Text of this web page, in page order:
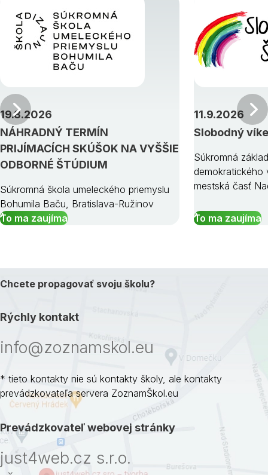
NÁHRADNÝ TERMÍN
PRIJÍMACÍCH SKÚŠOK NA VYŠŠIE
ODBORNÉ ŠTÚDIUM
19.8.2026
Súkromná škola umeleckého priemyslu
Bohumila Baču, Bratislava-Ružinov
To ma zaujíma
Slobodný
11.9.2026
Súkromná
demokratického
mestská časť
To ma zaujíma
Predchádzajúci
Chcete propagovať svoju školu?
Rýchly kontakt
info@zoznamskol.eu
* tieto kontakty nie sú kontakty školy, ale kontakty
prevádzkovateľa servera ZoznamŠkol.eu
Prevádzkovateľ webovej stránky
just4web.cz s.r.o.